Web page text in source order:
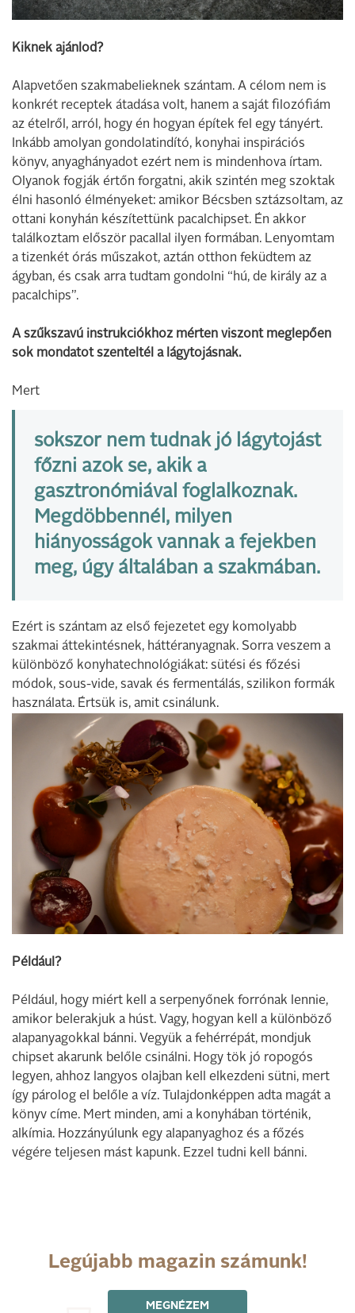
Kiknek ajánlod?
Alapvetően szakmabelieknek szántam. A célom nem is
konkrét receptek átadása volt, hanem a saját filozófiám
az ételről, arról, hogy én hogyan építek fel egy tányért.
Inkább amolyan gondolatindító, konyhai inspirációs
könyv, anyaghányadot ezért nem is mindenhova írtam.
Olyanok fogják értőn forgatni, akik szintén meg szoktak
élni hasonló élményeket: amikor Bécsben sztázsoltam, az
ottani konyhán készítettünk pacalchipset. Én akkor
találkoztam először pacallal ilyen formában. Lenyomtam
a tizenkét órás műszakot, aztán otthon feküdtem az
ágyban, és csak arra tudtam gondolni “hú, de király az a
pacalchips”.
A szűkszavú instrukciókhoz mérten viszont meglepően
sok mondatot szenteltél a lágytojásnak.
Mert
sokszor nem tudnak jó lágytojást
főzni azok se, akik a
gasztronómiával foglalkoznak.
Megdöbbennél, milyen
hiányosságok vannak a fejekben
meg, úgy általában a szakmában.
Ezért is szántam az első fejezetet egy komolyabb
szakmai áttekintésnek, háttéranyagnak. Sorra veszem a
különböző konyhatechnológiákat: sütési és főzési
módok, sous-vide, savak és fermentálás, szilikon formák
használata. Értsük is, amit csinálunk.
Például?
Például, hogy miért kell a serpenyőnek forrónak lennie,
amikor belerakjuk a húst. Vagy, hogyan kell a különböző
alapanyagokkal bánni. Vegyük a fehérrépát, mondjuk
chipset akarunk belőle csinálni. Hogy tök jó ropogós
legyen, ahhoz langyos olajban kell elkezdeni sütni, mert
így párolog el belőle a víz. Tulajdonképpen adta magát a
könyv címe. Mert minden, ami a konyhában történik,
alkímia. Hozzányúlunk egy alapanyaghoz és a főzés
végére teljesen mást kapunk. Ezzel tudni kell bánni.
Legújabb magazin számunk!
MEGNÉZEM